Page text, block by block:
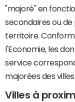
"majoré" en
secondaires ou
territoire.
l'Economie, les
service
majorées des
Villes à